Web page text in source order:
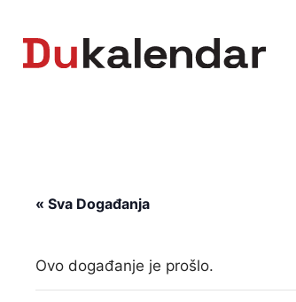
content
« Sva Događanja
Ovo događanje je prošlo.